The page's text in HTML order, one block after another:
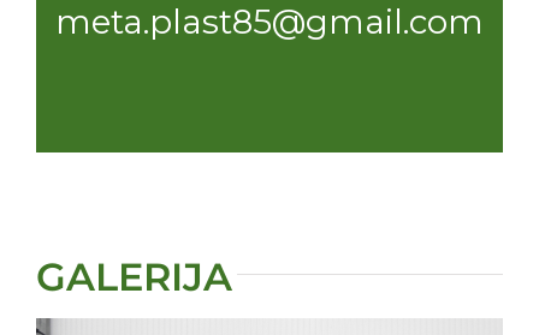
meta.plast85@gmail.com
GALERIJA